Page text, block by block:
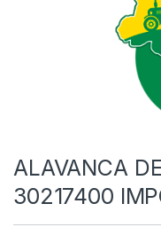
ALAVANCA
30217400